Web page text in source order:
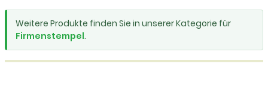
Weitere Produkte finden Sie in unserer Kategorie für
Firmenstempel.